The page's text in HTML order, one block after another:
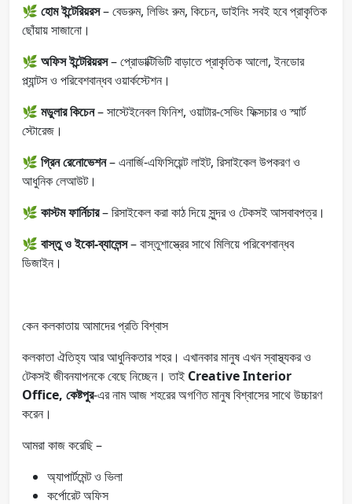
🌿 হোম ইন্টেরিয়রস– বেডরুম, লিভিং রুম, কিচেন, ডাইনিং সবই হবে প্রাকৃতিক
ছোঁয়ায় সাজানো।
🌿 অফিস ইন্টেরিয়রস– প্রোডাক্টিভিটি বাড়াতে প্রাকৃতিক আলো, ইনডোর
প্ল্যান্টস ও পরিবেশবান্ধব ওয়ার্কস্টেশন।
🌿 মডুলার কিচেন– সাস্টেইনেবল ফিনিশ, ওয়াটার-সেভিং ফিক্সচার ও স্মার্ট
স্টোরেজ।
🌿 গ্রিন রেনোভেশন– এনার্জি-এফিসিয়েন্ট লাইট, রিসাইকেল উপকরণ ও
আধুনিক লেআউট।
🌿 কাস্টম ফার্নিচার– রিসাইকেল করা কাঠ দিয়ে সুন্দর ও টেকসই আসবাবপত্র।
🌿 বাস্তু ও ইকো-ব্যালেন্স– বাস্তুশাস্ত্রের সাথে মিলিয়ে পরিবেশবান্ধব
ডিজাইন।
কেন কলকাতায় আমাদের প্রতি বিশ্বাস
কলকাতা ঐতিহ্য আর আধুনিকতার শহর। এখানকার মানুষ এখন স্বাস্থ্যকর ও
টেকসই জীবনযাপনকে বেছে নিচ্ছেন। তাই Creative Interior
Office, কেষ্টপুর-এর নাম আজ শহরের অগণিত মানুষ বিশ্বাসের সাথে উচ্চারণ
করেন।
আমরা কাজ করেছি –
অ্যাপার্টমেন্ট ও ভিলা
কর্পোরেট অফিস